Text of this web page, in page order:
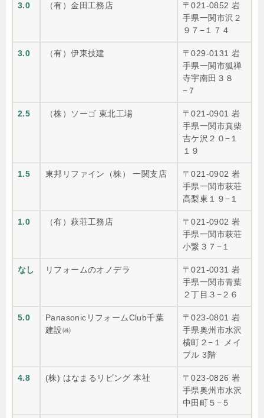
3.0 （有）金田工務店
〒021-0852 岩
手県一関市沢２
９７−１７４
3.0 （有）伊東技建
〒029-0131 岩
手県一関市狐禅
寺宇南田３８
−７
2.5 （株）ソーゴ 東北工場
〒021-0901 岩
手県一関市真柴
吉ケ沢２０−１
１９
1.5 東邦リファイン（株） 一関支店
〒021-0902 岩
手県一関市萩荘
高梨東１９−１
1.0 （有）萩荘工務店
〒021-0902 岩
手県一関市萩荘
小繋３７−１
なし リフォームのオノデラ
〒021-0031 岩
手県一関市青葉
２丁目３−２６
5.0
PanasonicリフォームClub千葉
建設㈱
〒023-0801 岩
手県奥州市水沢
横町２−１ メイ
プル 3階
4.8 (株) はなまるリビング 本社
〒023-0826 岩
手県奥州市水沢
中田町５−５